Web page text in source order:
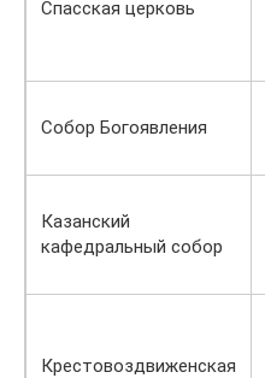
Спасская церковь
Собор Богоявления
Казанский
кафедральный собор
Крестовоздвиженская